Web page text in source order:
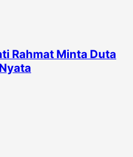
Rahmat Minta Duta